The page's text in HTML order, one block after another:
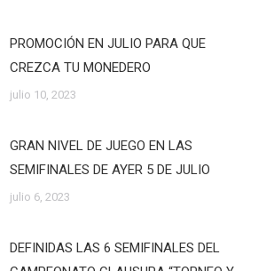
PROMOCIÓN EN JULIO PARA QUE
CREZCA TU MONEDERO
julio 10, 2023
GRAN NIVEL DE JUEGO EN LAS
SEMIFINALES DE AYER 5 DE JULIO
julio 6, 2023
DEFINIDAS LAS 6 SEMIFINALES DEL